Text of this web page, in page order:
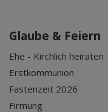
Glaube & Feiern
Ehe - Kirchlich heiraten
Erstkommunion
Fastenzeit 2026
Firmung